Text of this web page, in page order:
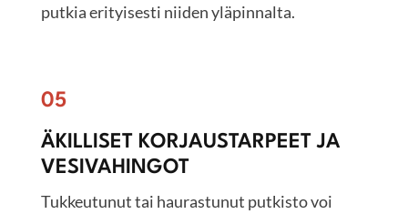
putkia erityisesti niiden yläpinnalta.
05
ÄKILLISET KORJAUSTARPEET JA
VESIVAHINGOT
Tukkeutunut tai haurastunut putkisto voi